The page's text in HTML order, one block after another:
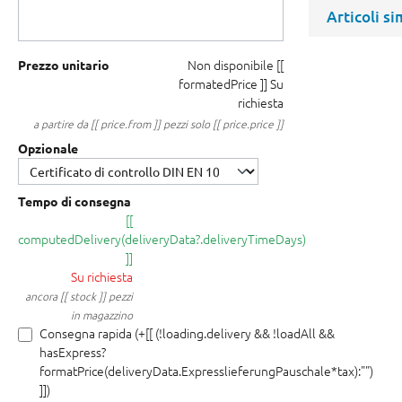
Prezzo unitario Non disponibile [[
formatedPrice ]] Su
richiesta
a partire da [[ price.from ]] pezzi solo [[ price.price ]]
Opzionale
Tempo di consegna
[[
computedDelivery(deliveryData?.deliveryTimeDays)
]]
Su richiesta
ancora [[ stock ]] pezzi
in magazzino
Consegna rapida (+[[ (!loading.delivery && !loadAll &&
hasExpress?
formatPrice(deliveryData.ExpresslieferungPauschale*tax):"")
]])
Articoli